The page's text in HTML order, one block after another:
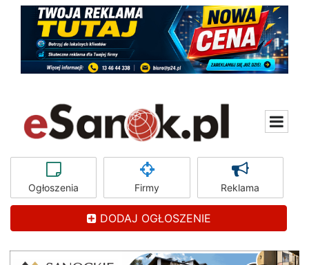
Ogłoszenia Firmy Reklama
DODAJ OGŁOSZENIE